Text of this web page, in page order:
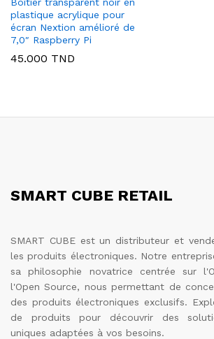
plastique acrylique pour
écran Nextion amélioré de
7,0″ Raspberry Pi
45.000 TND
SMART CUBE RETAIL
SMART CUBE est un distributeur et
les produits électroniques. Notre
sa philosophie novatrice centrée sur
l'Open Source, nous permettant de
des produits électroniques exclusifs.
de produits pour découvrir des
uniques adaptées à vos besoins.